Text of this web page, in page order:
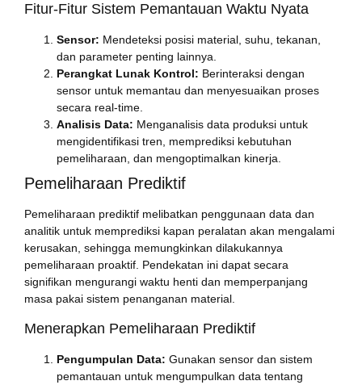
Fitur-Fitur Sistem Pemantauan Waktu Nyata
Sensor: Mendeteksi posisi material, suhu, tekanan,
dan parameter penting lainnya.
Perangkat Lunak Kontrol: Berinteraksi dengan
sensor untuk memantau dan menyesuaikan proses
secara real-time.
Analisis Data: Menganalisis data produksi untuk
mengidentifikasi tren, memprediksi kebutuhan
pemeliharaan, dan mengoptimalkan kinerja.
Pemeliharaan Prediktif
Pemeliharaan prediktif melibatkan penggunaan data dan
analitik untuk memprediksi kapan peralatan akan mengalami
kerusakan, sehingga memungkinkan dilakukannya
pemeliharaan proaktif. Pendekatan ini dapat secara
signifikan mengurangi waktu henti dan memperpanjang
masa pakai sistem penanganan material.
Menerapkan Pemeliharaan Prediktif
Pengumpulan Data: Gunakan sensor dan sistem
pemantauan untuk mengumpulkan data tentang